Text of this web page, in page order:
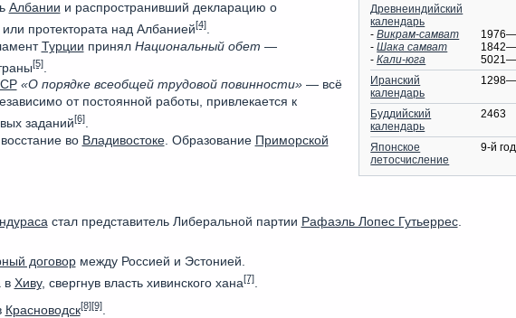
Древнеиндийский
календарь
-Викрам-самват
-Шака самват
-Кали-юга
Иранский
календарь
Буддийский
календарь
2463
Японское
летосчисление
9-й
Албании и распространивший декларацию о
протектората над Албанией[4].
Турции принял Национальный обет —
[5].
«О порядке всеобщей трудовой повинности»— всё
от постоянной работы, привлекается к
заданий[6].
во Владивостоке. Образование Приморской
стал представитель Либеральной партии Рафаэль Лопес Гутьеррес.
договормежду Россией и Эстонией.
в Хиву, свергнув власть хивинского хана[7].
Красноводск[8][9].